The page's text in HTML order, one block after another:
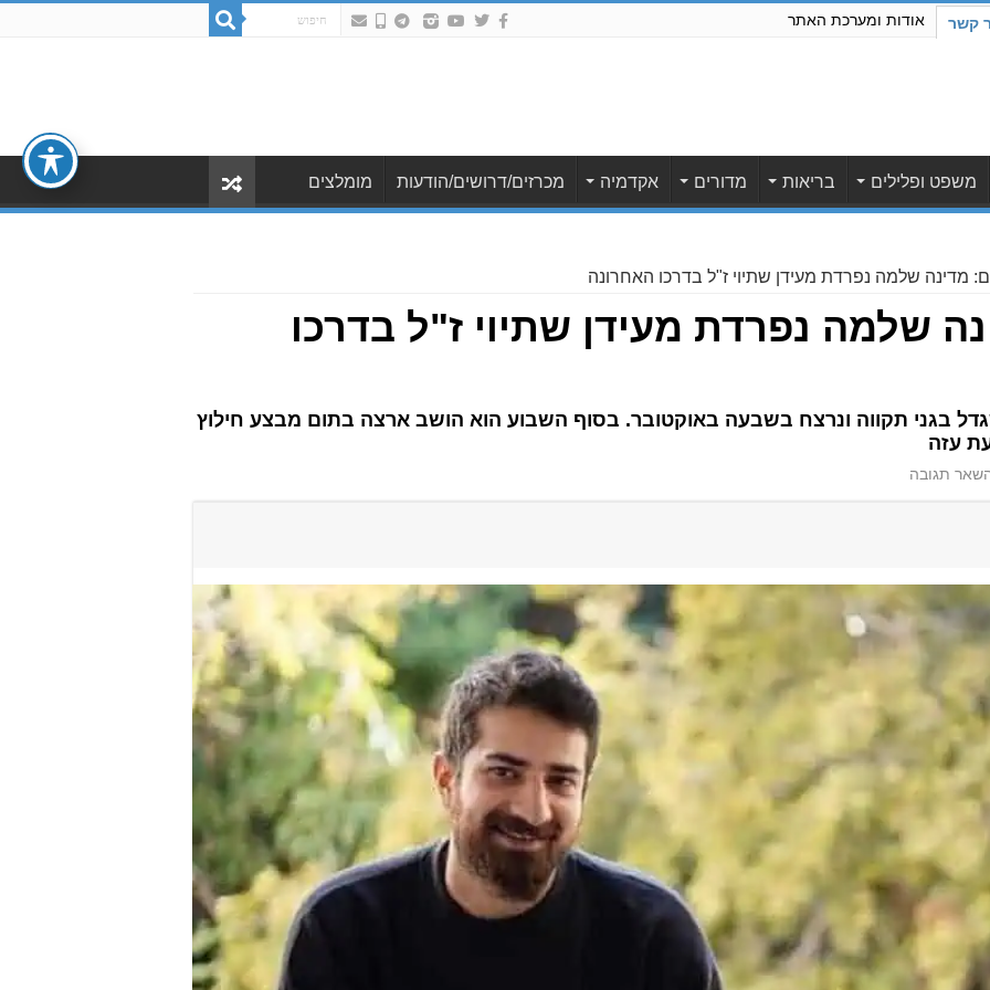
קשר אודות ומערכת האתר
משפט ופלילים בריאות מדורים אקדמיה מכרזים/דרושים/הודעות מומלצים
מדינה שלמה נפרדת מעידן שתיוי ז"ל בדרכו האחרונה
שלמה נפרדת מעידן שתיוי ז"ל בדרכו
בגני תקווה ונרצח בשבעה באוקטובר. בסוף השבוע הוא הושב ארצה בתום מבצע חילוץ
עזה
תגובה